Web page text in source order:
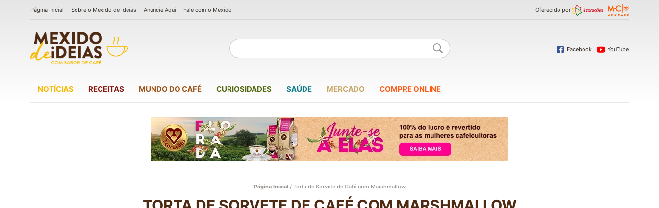
Página Inicial Sobre o Mexido de Ideias Anuncie Aqui Fale com o Mexido Oferecido por
Facebook YouTube
NOTÍCIAS RECEITAS MUNDO DO CAFÉ CURIOSIDADES SAÚDE MERCADO COMPRE ONLINE
Página Inicial/ Torta de Sorvete de Café com Marshmallow